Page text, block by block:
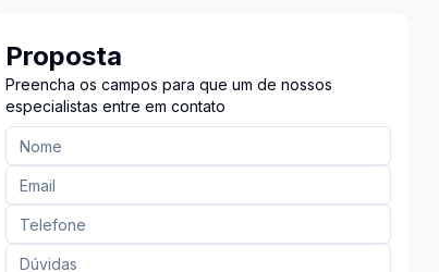
Proposta
Preencha os campos para que um de nossos
especialistas entre em contato